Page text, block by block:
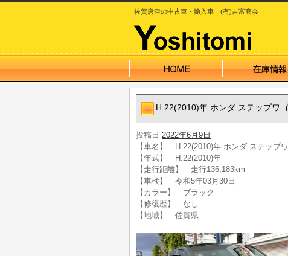
佐賀唐津の中古車・輸入車 (有)吉富商会
H.22(2010)年 ホンダ ステップワ
投稿日 2022年6月9日
【車名】 H.22(2010)年 ホンダ ステップ
【年式】 H.22(2010)年
【走行距離】 走行136,183km
【車検】 令和5年03月30日
【カラー】 ブラック
【修復歴】 なし
【地域】 佐賀県